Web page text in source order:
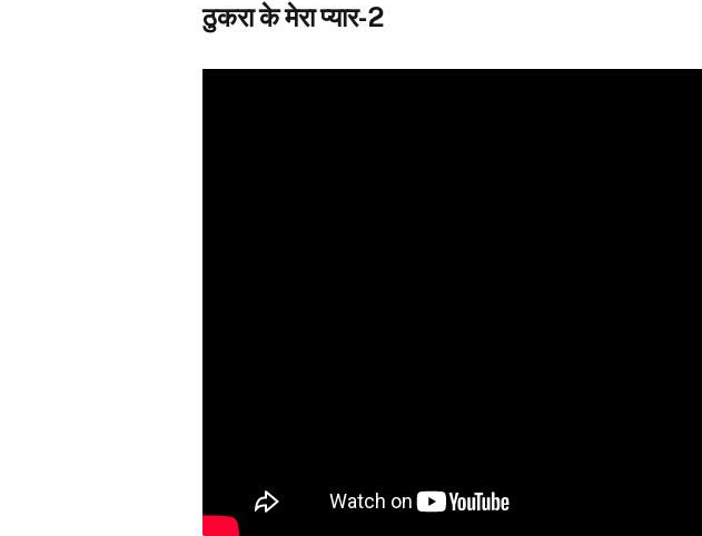
ठुकरा के मेरा प्यार-2